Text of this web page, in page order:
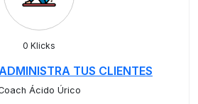
0 Klicks
TUS CLIENTES
Ácido Úrico